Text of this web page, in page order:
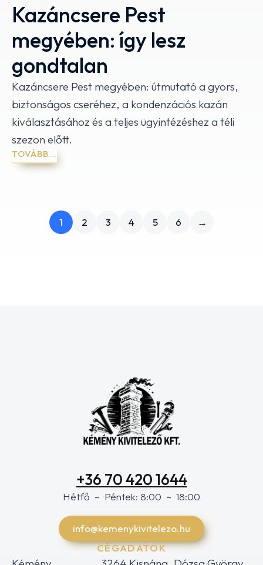
Kazáncsere Pest
megyében: így lesz
gondtalan
Kazáncsere Pest megyében: útmutató a gyors,
biztonságos cseréhez, a kondenzációs kazán
kiválasztásához és a teljes ügyintézéshez a téli
szezon előtt.
TOVÁBB...
1 2 3 4 5 6 →
+36 70 420 1644
Hétfő – Péntek: 8:00 – 18:00
info@kemenykivitelezo.hu
CÉGADATOK